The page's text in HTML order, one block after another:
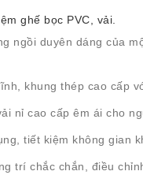
ghế bọc PVC, vải.
ngồi duyên dáng của
khung thép cao cấp
nỉ cao cấp êm ái cho
tiết kiệm không gian
trí chắc chắn, điều